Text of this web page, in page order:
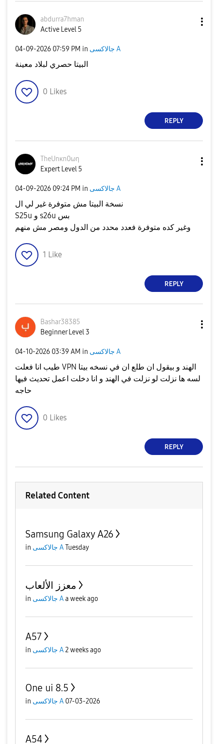
abdurra7hman
Active Level 5
‎04-09-2026 07:59 PM in جالاكسى A
البيتا حصري لبلاد معينة
0 Likes
REPLY
TheUnκn0ωη
Expert Level 5
‎04-09-2026 09:24 PM in جالاكسى A
نسخة البيتا مش متوفرة غير لي ال
S25u و s26u بس
وغير كده متوفرة فعدد محدد من الدول ومصر مش منهم
1 Like
REPLY
Bashar38385
Beginner Level 3
‎04-10-2026 03:39 AM in جالاكسى A
طيب انا فعلت VPN الهند و بيقول ان طلع ان في نسخه بيتا
لسه ها نزلت لو نزلت في الهند و انا دخلت اعمل تحديث فيها
حاجه
0 Likes
REPLY
Related Content
Samsung Galaxy A26
in جالاكسى ATuesday
معزز الألعاب
in جالاكسى Aa week ago
A57
in جالاكسى A2 weeks ago
One ui 8.5
in جالاكسى A 07-03-2026
A54